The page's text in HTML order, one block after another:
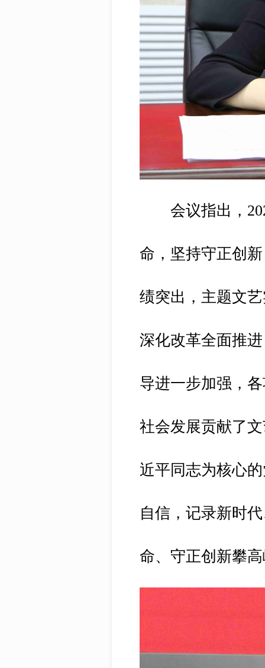
会议指出，
命，坚持守正创
绩突出，主题文
深化改革全面推
导进一步加强，
社会发展贡献了
近平同志为核心
自信，记录新时
命、守正创新攀